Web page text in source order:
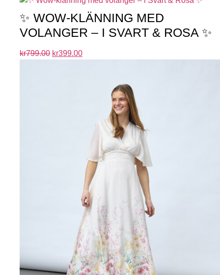
✨ WOW-KLÄNNING MED
VOLANGER – I SVART & ROSA ✨
kr799.00 kr399.00